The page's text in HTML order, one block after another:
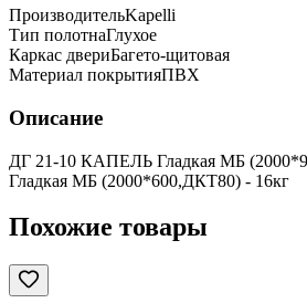
ПроизводительKapelli
Тип полотнаГлухое
Каркас двериБагето-щитовая
Материал покрытияПВХ
Описание
ДГ 21-10 КАПЕЛЬ Гладкая МБ
Гладкая МБ (2000*600,ДКТ80) - 16кг
Похожие товары